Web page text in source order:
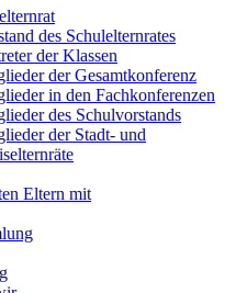
des Schulelternrates
der Klassen
der Gesamtkonferenz
in den Fachkonferenzen
des Schulvorstands
der Stadt- und
Eltern mit